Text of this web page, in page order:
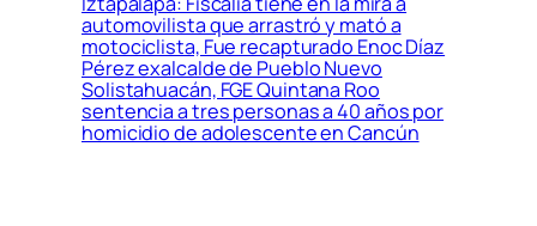
automovilista que arrastró y mató a
motociclista, Fue recapturado Enoc Díaz
Pérez exalcalde de Pueblo Nuevo
Solistahuacán, FGE Quintana Roo
sentencia a tres personas a 40 años por
homicidio de adolescente en Cancún